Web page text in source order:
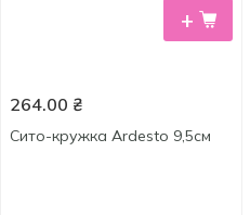
+
264.00 ₴
Сито-кружка Ardesto 9,5см